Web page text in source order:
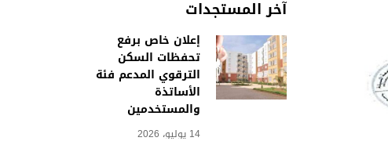
آخر المستجدات
إعلان خاص برفع
تحفظات السكن
الترقوي المدعم فئة
الأساتذة
والمستخدمين
14 يوليو، 2026